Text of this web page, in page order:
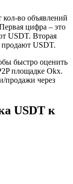
кол-во объявлений
цифра – это
USDT. Вторая
продают USDT.
быстро оценить
площадке Okx.
продажи через
USDT к